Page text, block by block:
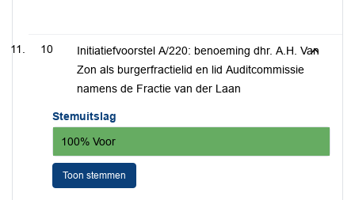
10
Initiatiefvoorstel A/220: benoeming dhr. A.H. Van
Zon als burgerfractielid en lid Auditcommissie
namens de Fractie van der Laan
Stemuitslag
100% Voor
Toon stemmen